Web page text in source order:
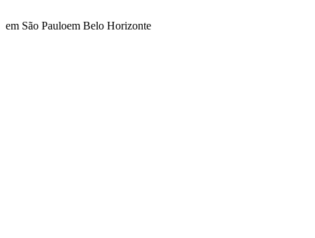
em São Pauloem Belo Horizonte